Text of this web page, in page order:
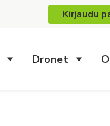
Kirjaudu
Dronet